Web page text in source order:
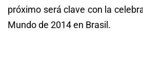
próximo será clave con la
Mundo de 2014 en Brasil.